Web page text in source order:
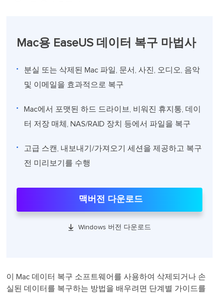
Mac용 EaseUS 데이터 복구 마법사
분실 또는 삭제된 Mac 파일, 문서, 사진, 오디오, 음악
및 이메일을 효과적으로 복구
Mac에서 포맷된 하드 드라이브, 비워진 휴지통, 데이
터 저장 매체, NAS/RAID 장치 등에서 파일을 복구
고급 스캔, 내보내기/가져오기 세션을 제공하고 복구
전 미리보기를 수행
맥버전 다운로드
 Windows 버전 다운로드
이 Mac 데이터 복구 소프트웨어를 사용하여 삭제되거나 손
실된 데이터를 복구하는 방법을 배우려면 단계별 가이드를